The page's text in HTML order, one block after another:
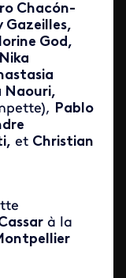
Chacón-
Gazeilles,
God,
Naouri,
Pablo
et Christian
à la